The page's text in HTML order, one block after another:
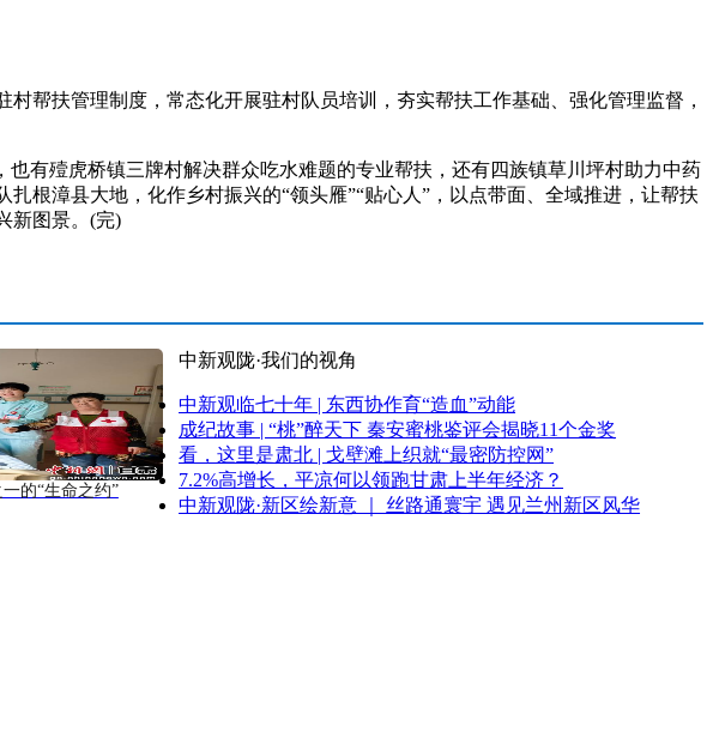
扶管理制度，常态化开展驻村队员培训，夯实帮扶工作基础、强化管理监督，
殪虎桥镇三牌村解决群众吃水难题的专业帮扶，还有四族镇草川坪村助力中药
根漳县大地，化作乡村振兴的“领头雁”“贴心人”，以点带面、全域推进，让帮扶
新图景。(完)
的“生命之约”
中新观陇·我们的视角
中新观临七十年 | 东西协作育“造血”动能
成纪故事 | “桃”醉天下 秦安蜜桃鉴评会揭晓11个金奖
看，这里是肃北 | 戈壁滩上织就“最密防控网”
7.2%高增长，平凉何以领跑甘肃上半年经济？
中新观陇·新区绘新意 ｜ 丝路通寰宇 遇见兰州新区风华